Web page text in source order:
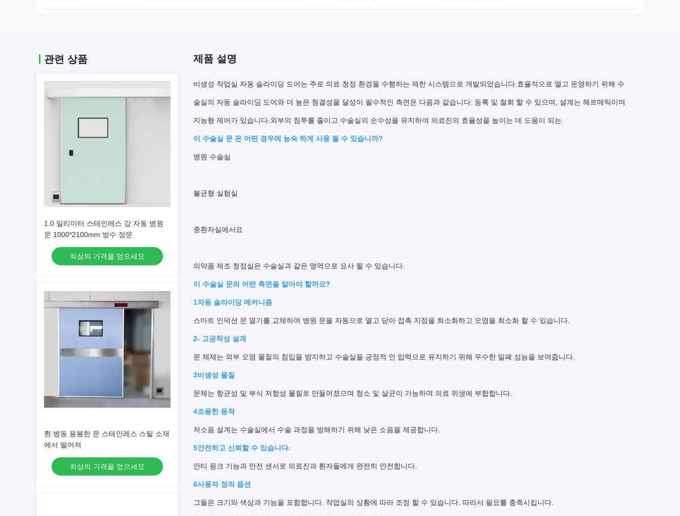
관련 상품
1.0 밀리미터 스테인레스 강 자동 병원
문 1000*2100mm 방수 정문
최상의 가격을 얻으세요
흰 병동 용봉한 문 스테인레스 스틸 소재
에서 떨어져
최상의 가격을 얻으세요
제품 설명
비생성 작업실 자동 슬라이딩 도어는 주로 의료 청정 환경을 수행하는 제한 시스템으로 개발되었습니다.효율적으로 열고 운영하기 위해 수
술실의 자동 슬라이딩 도어와 더 높은 청결성을 달성이 필수적인 측면은 다음과 같습니다: 등록 및 철회 할 수 있으며, 설계는 헤르메틱이며
지능형 제어가 있습니다.외부의 침투를 줄이고 수술실의 순수성을 유지하여 의료진의 효율성을 높이는 데 도움이 되는.
이 수술실 문 은 어떤 경우에 능숙 하게 사용 될 수 있습니까?
병원 수술실
불균형 실험실
중환자실에서요
의약품 제조 청정실은 수술실과 같은 영역으로 묘사 될 수 있습니다.
이 수술실 문의 어떤 측면을 알아야 할까요?
1자동 슬라이딩 메커니즘
스마트 인덕션 문 열기를 교체하여 병원 문을 자동으로 열고 닫아 접촉 지점을 최소화하고 오염을 최소화 할 수 있습니다.
2- 고공착성 설계
문 체제는 외부 오염 물질의 침입을 방지하고 수술실을 긍정적 인 압력으로 유지하기 위해 우수한 밀폐 성능을 보여줍니다.
3비생성 물질
문체는 항균성 및 부식 저항성 물질로 만들어졌으며 청소 및 살균이 가능하며 의료 위생에 부합합니다.
4조용한 동작
저소음 설계는 수술실에서 수술 과정을 방해하기 위해 낮은 소음을 제공합니다.
5안전하고 신뢰할 수 있습니다.
안티 핑크 기능과 안전 센서로 의료진과 환자들에게 완전히 안전합니다.
6사용자 정의 옵션
그들은 크기와 색상과 기능을 포함합니다. 작업실의 상황에 따라 조정 할 수 있습니다. 따라서 필요를 충족시킵니다.